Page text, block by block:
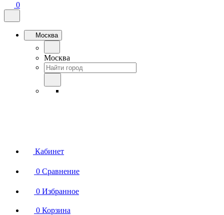
0
Москва
Москва
Кабинет
0 Сравнение
0 Избранное
0 Корзина